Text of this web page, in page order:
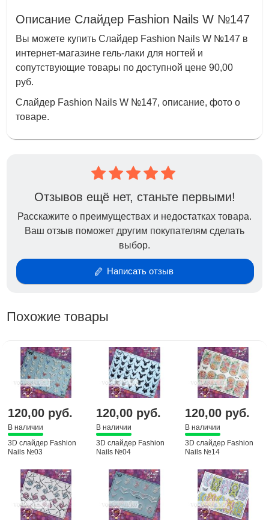
Описание Слайдер Fashion Nails W №147
Вы можете купить Слайдер Fashion Nails W №147 в
интернет-магазине гель-лаки для ногтей и
сопутствующие товары по доступной цене 90,00
руб.
Слайдер Fashion Nails W №147, описание, фото о
товаре.
Отзывов ещё нет, станьте первыми!
Расскажите о преимуществах и недостатках товара.
Ваш отзыв поможет другим покупателям сделать
выбор.
Написать отзыв
Похожие товары
120,00 руб.
В наличии
3D слайдер Fashion
Nails №03
120,00 руб.
В наличии
3D слайдер Fashion
Nails №04
120,00 руб.
В наличии
3D слайдер Fashion
Nails №14